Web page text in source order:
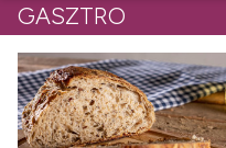
GASZTRO